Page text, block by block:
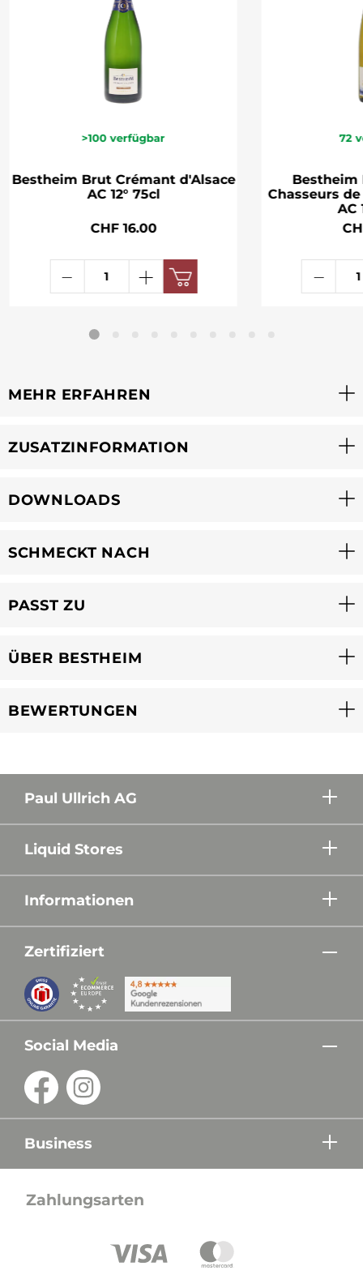
>100 verfügbar
Bestheim Brut Crémant d'Alsace
AC 12° 75cl
CHF 16.00
72
Bestheim
Chasseurs
AC
MEHR ERFAHREN
ZUSATZINFORMATION
DOWNLOADS
SCHMECKT NACH
PASST ZU
ÜBER BESTHEIM
BEWERTUNGEN
Paul Ullrich AG
Liquid Stores
Informationen
Zertifiziert
Social Media
Business
Zahlungsarten